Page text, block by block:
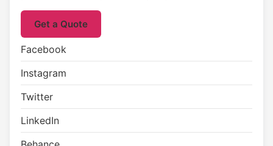
Get a Quote
Facebook
Instagram
Twitter
LinkedIn